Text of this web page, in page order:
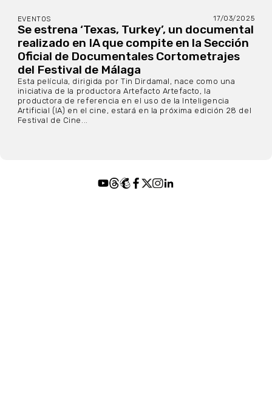
EVENTOS 17/03/2025
Se estrena ‘Texas, Turkey’, un documental
realizado en IA que compite en la Sección
Oficial de Documentales Cortometrajes
del Festival de Málaga
Esta película, dirigida por Tin Dirdamal, nace como una
iniciativa de la productora Artefacto Artefacto, la
productora de referencia en el uso de la Inteligencia
Artificial (IA) en el cine, estará en la próxima edición 28 del
Festival de Cine...